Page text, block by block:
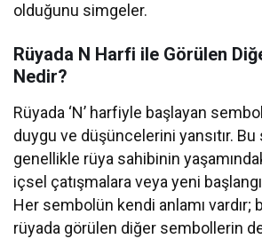
olduğunu simgeler.
Rüyada N Harfi ile Görülen
Nedir?
Rüyada ‘N’ harfiyle başlayan
duygu ve düşüncelerini yansıtır.
genellikle rüya sahibinin
içsel çatışmalara veya yeni
Her sembolün kendi anlamı vardır;
rüyada görülen diğer sembollerin